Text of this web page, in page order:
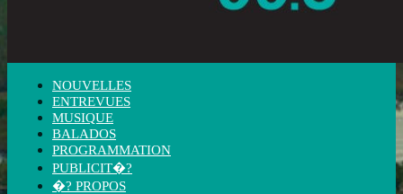
NOUVELLES
ENTREVUES
MUSIQUE
BALADOS
PROGRAMMATION
PUBLICIT�?
�? PROPOS